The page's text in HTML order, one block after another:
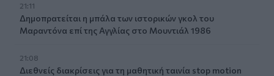
21:11
Δημοπρατείται η μπάλα των ιστορικών γκολ του
Μαραντόνα επί της Αγγλίας στο Μουντιάλ 1986
21:08
Διεθνείς διακρίσεις για τη μαθητική ταινία stop motion